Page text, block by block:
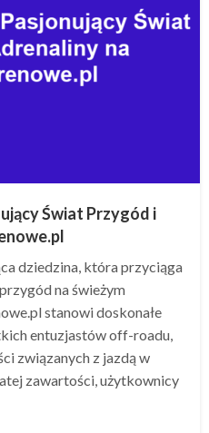
Świat Przygód i
dziedzina, która przyciąga
na świeżym
stanowi doskonałe
entuzjastów off-roadu,
związanych z jazdą w
zawartości, użytkownicy